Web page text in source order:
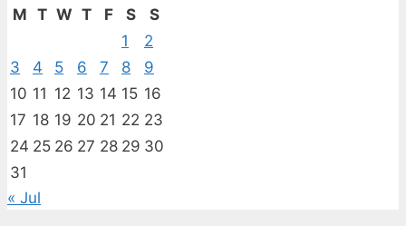
M T W T F S
S
1
2
3
4 5 6 7 8
9
10 11 12 13 14 15 16
17 18 19 20 21 22 23
24 25 26 27 28 29 30
31
« Jul